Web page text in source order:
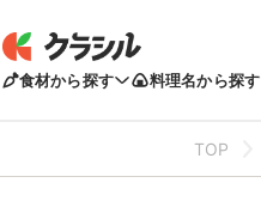
食材から探す 料理名から探す
TOP